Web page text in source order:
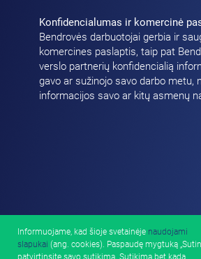
Konfidencialumas ir komercinė
Bendrovės darbuotojai gerbia ir
komercines paslaptis, taip pat
verslo partnerių konfidencialią
gavo ar sužinojo savo darbo metu,
informacijos savo ar kitų asmenų
Informuojame, kad šioje svetainėje naudojami
slapukai (ang. cookies). Paspaudę mygtuką
patvirtinsite savo sutikimą. Sutikimą bet kada